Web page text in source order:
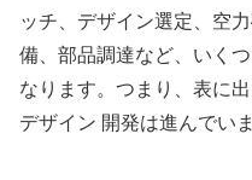
ッチ、デザイン選定、空
備、部品調達など、いく
なります。つまり、表に
デザイン 開発は進んでいま